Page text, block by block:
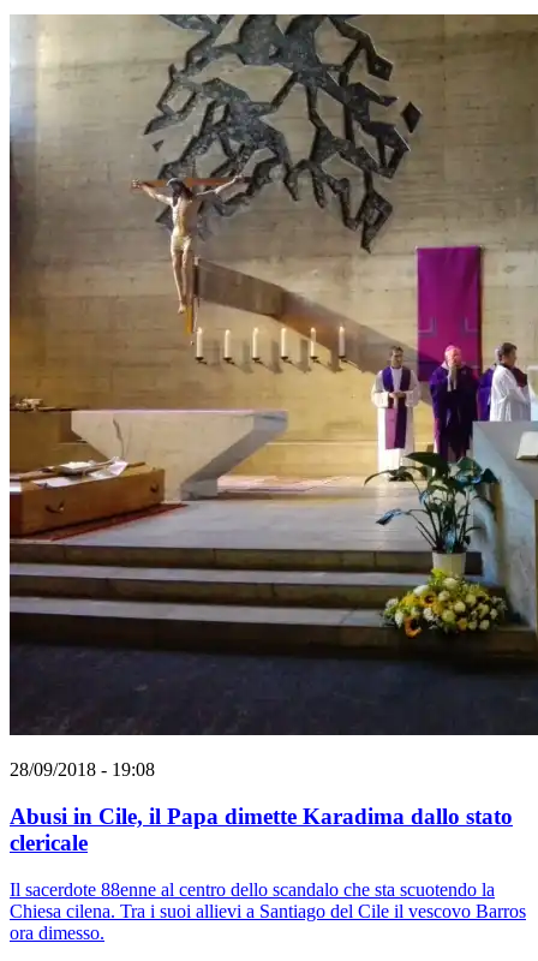
28/09/2018 - 19:08
Abusi in Cile, il Papa dimette Karadima dallo stato
clericale
Il sacerdote 88enne al centro dello scandalo che sta scuotendo la
Chiesa cilena. Tra i suoi allievi a Santiago del Cile il vescovo Barros
ora dimesso.